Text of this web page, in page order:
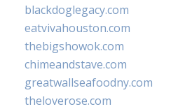
blackdoglegacy.com
eatvivahouston.com
thebigshowok.com
chimeandstave.com
greatwallseafoodny.com
theloverose.com